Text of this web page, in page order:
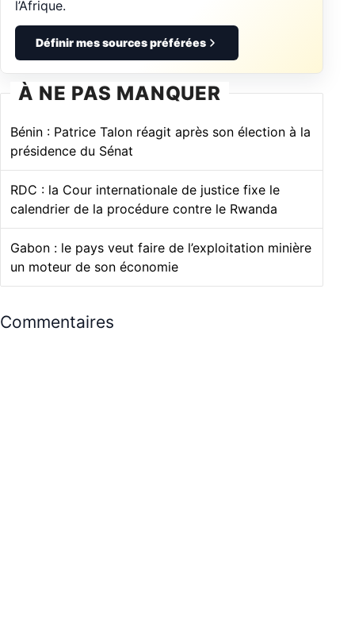
l’Afrique.
Définir mes sources préférées
À NE PAS MANQUER
Bénin : Patrice Talon réagit après son élection à la
présidence du Sénat
RDC : la Cour internationale de justice fixe le
calendrier de la procédure contre le Rwanda
Gabon : le pays veut faire de l’exploitation minière
un moteur de son économie
Commentaires